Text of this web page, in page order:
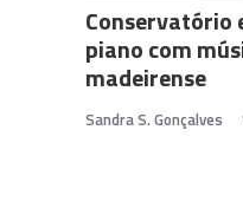
Conservatório
piano com
madeirense
Sandra S. Gonçalves